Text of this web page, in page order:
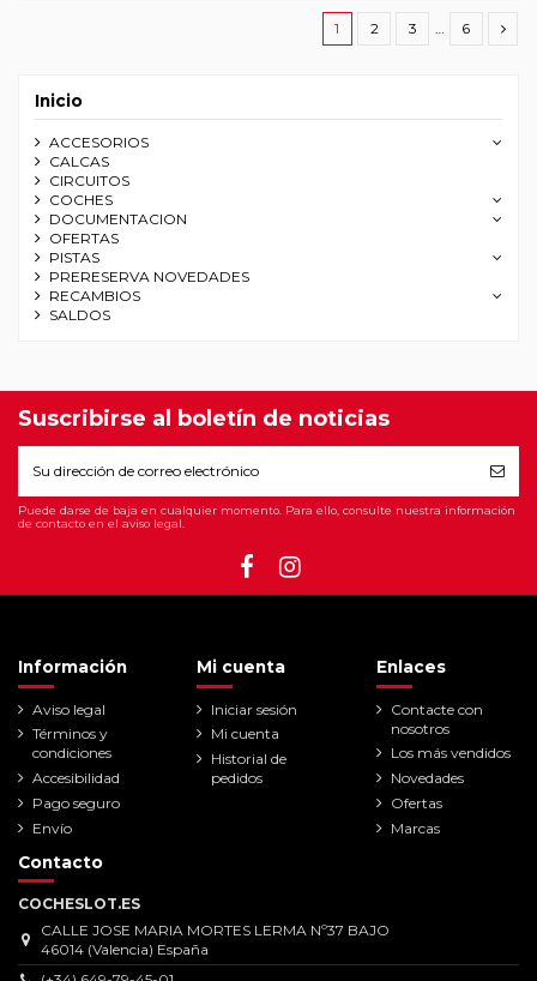
1 2 3 … 6
Inicio
ACCESORIOS
CALCAS
CIRCUITOS
COCHES
DOCUMENTACION
OFERTAS
PISTAS
PRERESERVA NOVEDADES
RECAMBIOS
SALDOS
Suscribirse al boletín de noticias
Puede darse de baja en cualquier momento. Para ello, consulte nuestra información
de contacto en el aviso legal.
Información
Aviso legal
Términos y
condiciones
Accesibilidad
Pago seguro
Envío
Mi cuenta
Iniciar sesión
Mi cuenta
Historial de
pedidos
Enlaces
Contacte con
nosotros
Los más vendidos
Novedades
Ofertas
Marcas
Contacto
COCHESLOT.ES
CALLE JOSE MARIA MORTES LERMA Nº37 BAJO
46014 (Valencia) España